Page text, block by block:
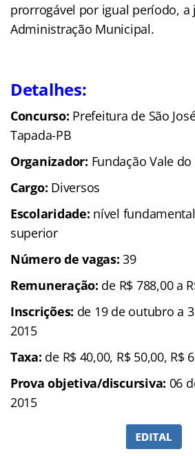
prorrogável por igual período, a
Administração Municipal.
Detalhes:
Concurso: Prefeitura de São
Tapada-PB
Organizador: Fundação Vale do
Cargo: Diversos
Escolaridade: nível
superior
Número de vagas: 39
Remuneração: de R$ 788,00 a
Inscrições: de 19 de outubro a
2015
Taxa: de R$ 40,00, R$ 50,00, R$
Prova objetiva/discursiva: 06
2015